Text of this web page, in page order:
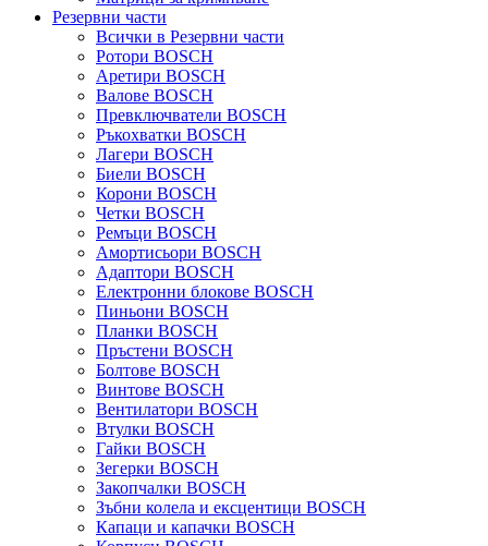
Резервни части
Всички в Резервни части
Ротори BOSCH
Аретири BOSCH
Валове BOSCH
Превключватели BOSCH
Ръкохватки BOSCH
Лагери BOSCH
Биели BOSCH
Корони BOSCH
Четки BOSCH
Ремъци BOSCH
Амортисьори BOSCH
Адаптори BOSCH
Електронни блокове BOSCH
Пиньони BOSCH
Планки BOSCH
Пръстени BOSCH
Болтове BOSCH
Винтове BOSCH
Вентилатори BOSCH
Втулки BOSCH
Гайки BOSCH
Зегерки BOSCH
Закопчалки BOSCH
Зъбни колела и ексцентици BOSCH
Капаци и капачки BOSCH